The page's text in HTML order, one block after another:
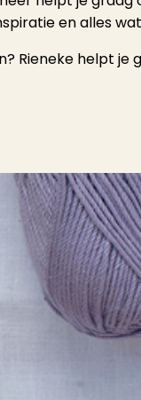
en alles
Rieneke helpt